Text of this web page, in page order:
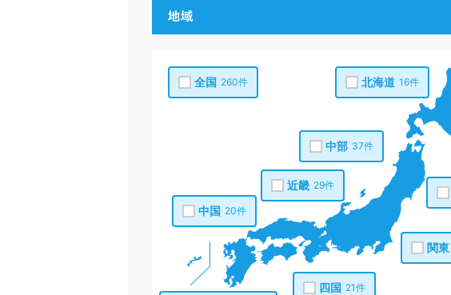
北海道 16件
関東
中部 37件
近畿 29件
中国 20件
四国 21件
全国 260件